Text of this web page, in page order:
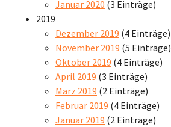
Januar 2020 (3 Einträge)
2019
Dezember 2019 (4 Einträge)
November 2019 (5 Einträge)
Oktober 2019 (4 Einträge)
April 2019 (3 Einträge)
März 2019 (2 Einträge)
Februar 2019 (4 Einträge)
Januar 2019 (2 Einträge)